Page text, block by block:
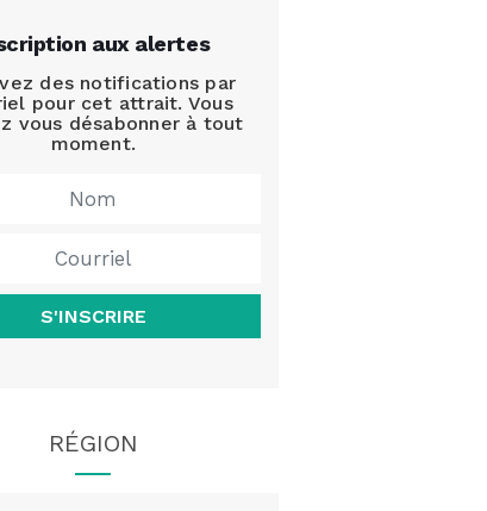
aux alertes
des notifications par
pour cet attrait. Vous
vous désabonner à tout
moment.
S'INSCRIRE
RÉGION